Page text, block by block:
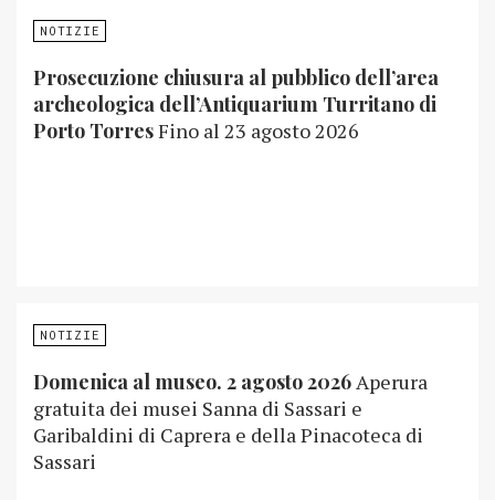
NOTIZIE
Prosecuzione chiusura al pubblico dell’area
archeologica dell’Antiquarium Turritano di
Porto TorresFino al 23 agosto 2026
NOTIZIE
Domenica al museo. 2 agosto 2026Aperura
gratuita dei musei Sanna di Sassari e
Garibaldini di Caprera e della Pinacoteca di
Sassari